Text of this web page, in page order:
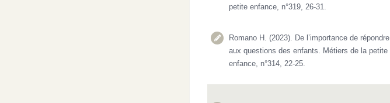
petite enfance, n°319, 26-31.
Romano H. (2023). De l’importance de répondre
aux questions des enfants. Métiers de la petite
enfance, n°314, 22-25.